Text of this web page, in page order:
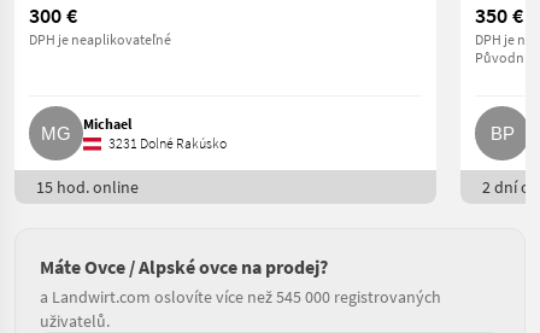
300 €
DPH je neaplikovateľné
Michael
3231 Dolné Rakúsko
15 hod. online
350 €
DPH je
Původní
2 dní
Máte Ovce / Alpské ovce na prodej?
a Landwirt.com oslovíte více než 545 000 registrovaných
uživatelů.